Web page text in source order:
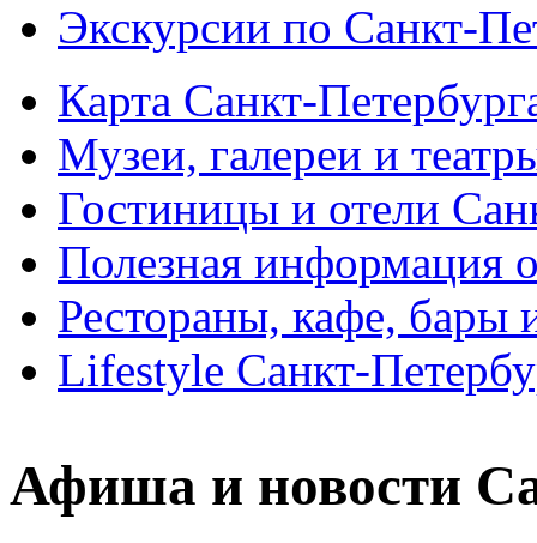
Экскурсии по Санкт-
Карта Санкт-
Музеи, галереи и
Гостиницы и отели
Полезная информация
Рестораны, кафе, бары
Lifestyle Санкт-
Афиша и новости